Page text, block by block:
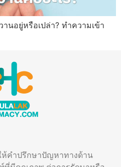
านอยู่หรือเปล่า? ทำความเข้า
ห้คำปรึกษาปัญหาทางด้าน